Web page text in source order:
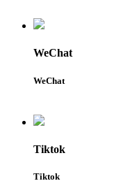
WeChat
WeChat
Tiktok
Tiktok